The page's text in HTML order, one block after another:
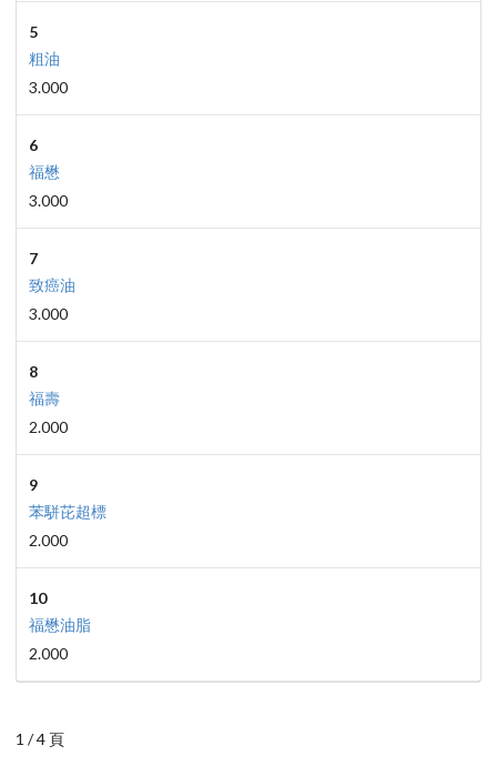
5
粗油
3.000
6
福懋
3.000
7
致癌油
3.000
8
福壽
2.000
9
苯駢芘超標
2.000
10
福懋油脂
2.000
1 / 4 頁